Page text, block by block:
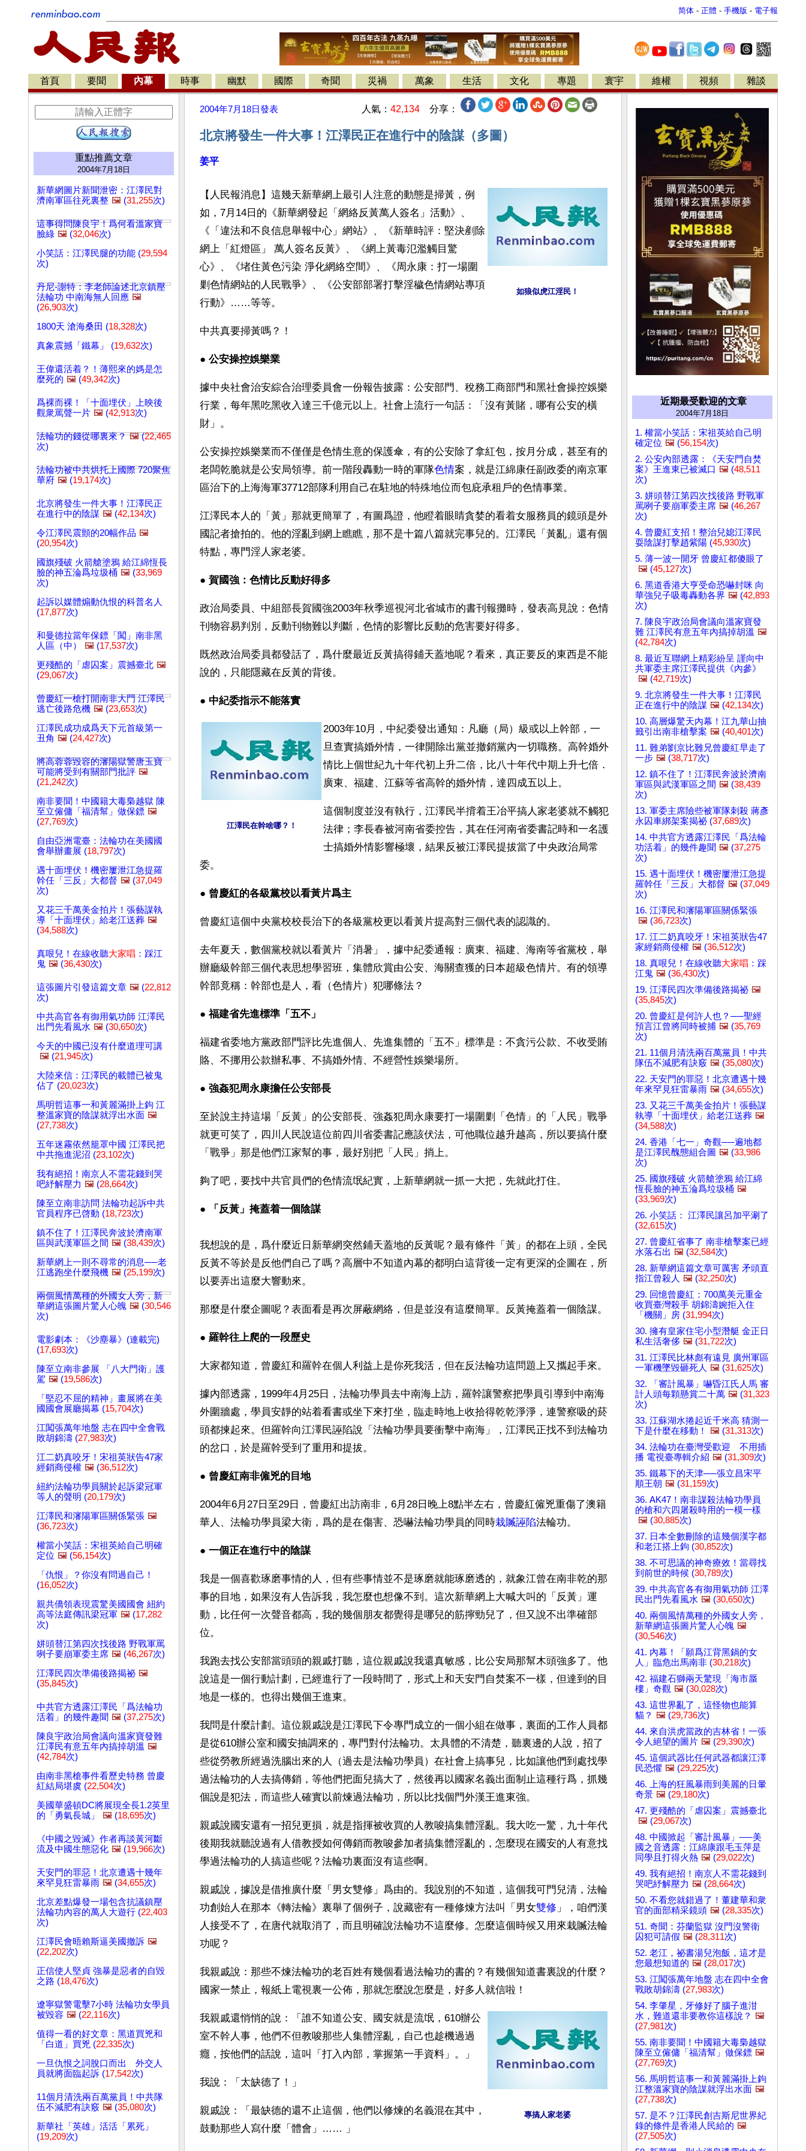
简体 - 正體 - 手機版 - 電子報
首頁 要聞 內幕 時事 幽默 國際 奇聞 災禍 萬象 生活 文化 專題 寰宇 維權 視頻 雜談
重點推薦文章
2004年7月18日
新華網圖片新聞泄密：江澤民對
濟南軍區往死裏整 🖼️ (31,255次)
這事得問陳良宇！爲何看溫家寶
臉綠 🖼️ (32,046次)
小笑話：江澤民腿的功能 (29,594
次)
丹尼-謝特：李老師論述北京鎮壓
法輪功 中南海無人回應 🖼️
(26,903次)
1800天 滄海桑田 (18,328次)
真象震撼「鐵幕」 (19,632次)
王偉還活着？！薄熙來的媽是怎
麼死的 🖼️ (49,342次)
爲裸而裸！「十面埋伏」上映後
觀衆罵聲一片 🖼️ (42,913次)
法輪功的錢從哪裏來？ 🖼️(22,465
次)
法輪功被中共烘托上國際 720聚焦
華府 🖼️ (19,174次)
北京將發生一件大事！江澤民正
在進行中的陰謀 🖼️ (42,134次)
令江澤民震顫的20幅作品 🖼️
(20,954次)
國旗殘破 火箭艙塗鴉 給江綿恆長
臉的神五淪爲垃圾桶 🖼️ (33,969
次)
起訴以媒體煽動仇恨的科普名人
(17,877次)
和曼德拉當年保鏢「闖」南非黑
人區（中）
🖼️ (17,537次)
更殘酷的「虐囚案」震撼臺北 🖼️
(29,067次)
曾慶紅一槍打開南非大門 江澤民
逃亡後路危機 🖼️ (23,653次)
江澤民成功成爲天下元首級第一
丑角 🖼️ (24,427次)
將高蓉蓉毀容的瀋陽獄警唐玉寶
可能將受到有關部門批評 🖼️
(21,242次)
南非要聞！中國籍大毒梟越獄 陳
至立僱傭「福清幫」做保鏢 🖼️
(27,769次)
自由亞洲電臺：法輪功在美國國
會舉辦畫展 (18,797次)
遇十面埋伏！機密屢泄江急提羅
幹任「三反」大都督 🖼️ (37,049
次)
又花三千萬美金拍片！張藝謀執
導「十面埋伏」給老江送葬 🖼️
(34,588次)
真哏兒！在線收聽大家唱 ：踩江
鬼 🖼️ (36,430次)
這張圖片引發這篇文章 🖼️ (22,812
次)
中共高官各有御用氣功師 江澤民
出門先看風水 🖼️ (30,650次)
今天的中國已沒有什麼道理可講
🖼️ (21,945次)
大陸來信：江澤民的載體已被鬼
佔了 (20,023次)
馬明哲這事一和黃麗滿掛上鉤 江
整溫家寶的陰謀就浮出水面 🖼️
(27,738次)
五年迷霧依然籠罩中國 江澤民把
中共拖進泥沼 (23,102次)
我有絕招！南京人不需花錢到哭
吧紓解壓力 🖼️ (28,664次)
陳至立南非訪問 法輪功起訴中共
官員程序已啓動 (18,723次)
鎮不住了！江澤民奔波於濟南軍
區與武漢軍區之間 🖼️ (38,439次)
新華網上一則不尋常的消息──老
江逃跑坐什麼飛機 🖼️ (25,199次)
兩個風情萬種的外國女人旁，新
華網這張圖片驚人心魄 🖼️ (30,546
次)
電影劇本：《沙塵暴》(連載完)
(17,693次)
陳至立南非參展 「八大門衛」護
駕 🖼️ (19,586次)
「堅忍不屈的精神」畫展將在美
國國會展廳揭幕 (15,704次)
江闖張萬年地盤 志在四中全會戰
敗胡錦濤 (27,983次)
江二奶真咬牙！宋祖英狀告47家
經銷商侵權 🖼️ (36,512次)
紐約法輪功學員關於起訴梁冠軍
等人的聲明 (20,179次)
江澤民和瀋陽軍區關係緊張 🖼️
(36,723次)
權當小笑話：宋祖英給自己明確
定位 🖼️ (56,154次)
「仇恨」？你沒有問過自己！
(16,052次)
親共僑領表現震驚美國國會 紐約
高等法庭傳訊梁冠軍 🖼️ (17,282
次)
姘頭替江第四次找後路 野戰軍罵
咧子要崩軍委主席 🖼️ (46,267次)
江澤民四次準備後路揭祕 🖼️
(35,845次)
中共官方透露江澤民「爲法輪功
活着」的幾件趣聞 🖼️ (37,275次)
陳良宇政治局會議向溫家寶發難
江澤民有意五年內搞掉胡溫 🖼️
(42,784次)
由南非黑槍事件看歷史特務 曾慶
紅結局堪虞 (22,504次)
美國華盛頓DC將展現全長1.2英里
的「勇氣長城」
🖼️ (18,695次)
《中國之毀滅》作者再談黃河斷
流及中國生態惡化 🖼️ (19,966次)
天安門的罪惡！北京遭遇十幾年
來罕見狂雷暴雨 🖼️ (34,655次)
北京差點爆發一場包含抗議鎮壓
法輪功內容的萬人大遊行 (22,403
次)
江澤民會晤賴斯逼美國撤訴 🖼️
(22,202次)
正信使人堅貞 強暴是惡者的自毀
之路 (18,476次)
遼寧獄警電擊7小時 法輪功女學員
被毀容 🖼️ (22,116次)
值得一看的好文章：黑道買兇和
「白道」買兇 (22,335次)
一旦仇恨之詞脫口而出 外交人
員就將面臨起訴 (17,542次)
11個月清洗兩百萬黨員！中共隊
伍不減肥有訣竅 🖼️ (35,080次)
新華社「英雄」活活「累死」
(19,209次)
2004年7月18日發表 人氣： 42,134 分享：
北京將發生一件大事！江澤民正在進行中的陰謀（多圖）
姜平
如狼似虎江淫民！
【人民報消息】這幾天新華網上最引人注意的動態是掃黃，例
如，7月14日的《新華網發起「網絡反黃萬人簽名」活動》、
《「違法和不良信息舉報中心」網站》、《新華時評：堅決剷除
網上「紅燈區」 萬人簽名反黃》、《網上黃毒氾濫觸目驚
心》、《堵住黃色污染 淨化網絡空間》、《周永康：打一場圍
剿色情網站的人民戰爭》、《公安部部署打擊淫穢色情網站專項
行動》……等等。
中共真要掃黃嗎？！
● 公安操控娛樂業
據中央社會治安綜合治理委員會一份報告披露：公安部門、稅務工商部門和黑社會操控娛樂
行業，每年黑吃黑收入達三千億元以上。社會上流行一句話：「沒有黃賭，哪有公安的橫
財」。
公安操控娛樂業而不僅僅是色情生意的保護傘，有的公安除了拿紅包，按月分成，甚至有的
老闆乾脆就是公安局領導。前一階段轟動一時的軍隊色情案，就是江綿康任副政委的南京軍
區治下的上海海軍37712部隊利用自己在駐地的特殊地位而包庇承租戶的色情事業。
江澤民本人的「黃」那就更簡單了，有圖爲證，他瞪着眼睛貪婪的看着女服務員的鏡頭是外
國記者搶拍的。他的淫亂到網上瞧瞧，那不是十篇八篇就完事兒的。江澤民「黃亂」還有個
特點，專門淫人家老婆。
● 賀國強：色情比反動好得多
政治局委員、中組部長賀國強2003年秋季巡視河北省城市的書刊報攤時，發表高見說：色情
刊物容易判別，反動刊物難以判斷，色情的影響比反動的危害要好得多。
既然政治局委員都發話了，爲什麼最近反黃搞得鋪天蓋地呢？看來，真正要反的東西是不能
說的，只能隱藏在反黃的背後。
● 中紀委指示不能落實
江澤民在幹啥哪？！
2003年10月，中紀委發出通知：凡廳（局）級或以上幹部，一
旦查實搞婚外情，一律開除出黨並撤銷黨內一切職務。高幹婚外
情比上個世紀九十年代初上升二倍，比八十年代中期上升七倍．
廣東、福建、江蘇等省高幹的婚外情，達四成五以上。
這個制度並沒有執行，江澤民半揹着王冶平搞人家老婆就不觸犯
法律；李長春被河南省委控告，其在任河南省委書記時和一名護
士搞婚外情影響極壞，結果反被江澤民提拔當了中央政治局常
委。
● 曾慶紅的各級黨校以看黃片爲主
曾慶紅這個中央黨校校長治下的各級黨校更以看黃片提高對三個代表的認識的。
去年夏天，數個黨校就以看黃片「消暑」，據中紀委通報：廣東、福建、海南等省黨校，舉
辦廳級幹部三個代表思想學習班，集體欣賞由公安、海關查獲的日本超級色情片。有的領導
幹部竟稱：幹部也是人，看（色情片）犯哪條法？
● 福建省先進標準「五不」
福建省委地方黨政部門評比先進個人、先進集體的「五不」標準是：不貪污公款、不收受賄
賂、不挪用公款辦私事、不搞婚外情、不經營性娛樂場所。
● 強姦犯周永康擔任公安部長
至於說主持這場「反黃」的公安部長、強姦犯周永康要打一場圍剿「色情」的「人民」戰爭
就更可笑了，四川人民說這位前四川省委書記應該伏法，可他職位越升越高，所以要搞什麼
「戰爭」那是他們江家幫的事，最好別把「人民」捎上。
夠了吧，要找中共官員們的色情流氓紀實，上新華網就一抓一大把，先就此打住。
● 「反黃」掩蓋着一個陰謀
我想說的是，爲什麼近日新華網突然鋪天蓋地的反黃呢？最有條件「黃」的都在上頭，全民
反黃不等於是反他們自己了嗎？高層中不知道內幕的都明白這背後一定有更深的企圖在，所
以要弄出這麼大響動來。
那麼是什麼企圖呢？表面看是再次屏蔽網絡，但是並沒有這麼簡單。反黃掩蓋着一個陰謀。
● 羅幹往上爬的一段歷史
大家都知道，曾慶紅和羅幹在個人利益上是你死我活，但在反法輪功這問題上又攜起手來。
據內部透露，1999年4月25日，法輪功學員去中南海上訪，羅幹讓警察把學員引導到中南海
外圍牆處，學員安靜的站着看書或坐下來打坐，臨走時地上收拾得乾乾淨淨，連警察吸的菸
頭都揀起來。但羅幹向江澤民誣陷說「法輪功學員要衝擊中南海」，江澤民正找不到法輪功
的岔口，於是羅幹受到了重用和提拔。
● 曾慶紅南非僱兇的目地
2004年6月27日至29日，曾慶紅出訪南非，6月28日晚上8點半左右，曾慶紅僱兇重傷了澳籍
華人、法輪功學員梁大衛，爲的是在傷害、恐嚇法輪功學員的同時栽贓誣陷法輪功。
● 一個正在進行中的陰謀
我是一個喜歡琢磨事情的人，但有些事情並不是琢磨就能琢磨透的，就象江曾在南非乾的那
事的目地，如果沒有人告訴我，我怎麼也想像不到。這次新華網上大喊大叫的「反黃」運
動，比任何一次聲音都高，我的幾個朋友都覺得是哪兒的筋擰勁兒了，但又說不出準確部
位。
我跑去找公安部當頭頭的親戚打聽，這位親戚說我還真敏感，比公安局那幫木頭強多了。他
說這是一個行動計劃，已經進行了一段時間了，形式上和天安門自焚案不一樣，但達到的目
地是一樣的。也得出幾個王進東。
我問是什麼計劃。這位親戚說是江澤民下令專門成立的一個小組在做事，裏面的工作人員都
是從610辦公室和國安抽調來的，專門對付法輪功。太具體的不清楚，聽裏邊的人說，招了
些從勞教所經過洗腦出來的人（過去是法輪功學員）在社會上搞事兒，比如讓他們到處找學
過法輪功的人去搞傳銷，等他們把面兒搞大了，然後再以國家名義出面制止這種行爲，抓幾
個說是犯法，而這些人確實以前煉過法輪功，所以比找個門外漢王進東強。
親戚說國安還有一招兒更損，就是指揮被收買的人教唆搞集體淫亂。我大吃一驚，九十年代
後期我就聽說過有人借教授如何傳銷而教唆參加者搞集體淫亂的，怎麼現在國安的人有意找
學過法輪功的人搞這些呢？法輪功裏面沒有這些啊。
親戚說，據說是借推廣什麼「男女雙修」爲由的。我說別的不知道，這個我可門兒清，法輪
功創始人在那本《轉法輪》裏舉了個例子，說藏密有一種修煉方法叫「男女雙修 」，咱們漢
人接受不了，在唐代就取消了，而且明確說法輪功不這麼修。怎麼這個時候又用來栽贓法輪
功呢？
我親戚說：那些不煉法輪功的老百姓有幾個看過法輪功的書的？有幾個知道書裏說的什麼？
國家一禁止，報紙上電視裏一公佈，那就怎麼說怎麼是，好多人就信啦！
專搞人家老婆
我親戚還悄悄的說：「誰不知道公安、國安就是流氓，610辦公
室不幹人事，他們不但教唆那些人集體淫亂，自己也趁機過過
癮，按他們的話說，這叫「打入內部，掌握第一手資料」。」
我說：「太缺德了！」
親戚說：「最缺德的還不止這個，他們以修煉的名義混在其中，
鼓動那些人寫什麼「體會」…… 」
近期最受歡迎的文章
2004年7月18日
1. 權當小笑話：宋祖英給自己明
確定位 🖼️ (56,154次)
2. 公安內部透露：《天安門自焚
案》王進東已被滅口 🖼️ (48,511
次)
3. 姘頭替江第四次找後路 野戰軍
罵咧子要崩軍委主席 🖼️ (46,267
次)
4. 曾慶紅支招！整治兒媳江澤民
耍陰謀打擊趙紫陽 (45,930次)
5. 薄一波一開牙 曾慶紅都傻眼了
🖼️ (45,127次)
6. 黑道香港大亨受命恐嚇封咪 向
華強兒子吸毒轟動各界 🖼️ (42,893
次)
7. 陳良宇政治局會議向溫家寶發
難 江澤民有意五年內搞掉胡溫 🖼️
(42,784次)
8. 最近互聯網上精彩紛呈 謹向中
共軍委主席江澤民提供《內參》
🖼️ (42,719次)
9. 北京將發生一件大事！江澤民
正在進行中的陰謀 🖼️ (42,134次)
10. 高層爆驚天內幕！江九華山抽
籤引出南非槍擊案 🖼️ (40,401次)
11. 難弟劉京比難兄曾慶紅早走了
一步 🖼️ (38,717次)
12. 鎮不住了！江澤民奔波於濟南
軍區與武漢軍區之間 🖼️ (38,439
次)
13. 軍委主席險些被軍隊刺殺 蔣彥
永囚車綁架案揭祕 (37,689次)
14. 中共官方透露江澤民「爲法輪
功活着」的幾件趣聞 🖼️ (37,275
次)
15. 遇十面埋伏！機密屢泄江急提
羅幹任「三反」大都督 🖼️ (37,049
次)
16. 江澤民和瀋陽軍區關係緊張
🖼️ (36,723次)
17. 江二奶真咬牙！宋祖英狀告47
家經銷商侵權 🖼️ (36,512次)
18. 真哏兒！在線收聽大家唱 ：踩
江鬼 🖼️ (36,430次)
19. 江澤民四次準備後路揭祕 🖼️
(35,845次)
20. 曾慶紅是何許人也？──聖經
預言江曾將同時被捕 🖼️ (35,769
次)
21. 11個月清洗兩百萬黨員！中共
隊伍不減肥有訣竅 🖼️ (35,080次)
22. 天安門的罪惡！北京遭遇十幾
年來罕見狂雷暴雨 🖼️ (34,655次)
23. 又花三千萬美金拍片！張藝謀
執導「十面埋伏」給老江送葬 🖼️
(34,588次)
24. 香港「七一」奇觀──遍地都
是江澤民醜態組合圖 🖼️ (33,986
次)
25. 國旗殘破 火箭艙塗鴉 給江綿
恆長臉的神五淪爲垃圾桶 🖼️
(33,969次)
26. 小笑話： 江澤民讓呂加平涮了
(32,615次)
27. 曾慶紅省事了 南非槍擊案已經
水落石出 🖼️ (32,584次)
28. 新華網這篇文章可厲害 矛頭直
指江曾殺人 🖼️ (32,250次)
29. 回憶曾慶紅：700萬美元重金
收買臺灣殺手 胡錦濤婉拒入住
「機關」房 (31,994次)
30. 擁有皇家住宅小型潛艇 金正日
私生活奢侈 🖼️ (31,722次)
31. 江澤民比林彪有遠見 廣州軍區
一軍機墜毀砸死人 🖼️ (31,625次)
32. 「審計風暴」嚇昏江氏人馬 審
計人頭每顆懸賞二十萬 🖼️ (31,323
次)
33. 江蘇湖水捲起近千米高 猜測一
下是什麼在移動！
🖼️ (31,313次)
34. 法輪功在臺灣受歡迎 不用插
播 電視臺專輯介紹 🖼️ (31,309次)
35. 鐵幕下的天津──張立昌宋平
順王朝 🖼️ (31,159次)
36. AK47！南非謀殺法輪功學員
的槍和六四屠殺時用的一模一樣
🖼️ (30,885次)
37. 日本全數刪除的這幾個漢字都
和老江搭上鉤 (30,852次)
38. 不可思議的神奇療效！當尋找
到前世的時候 (30,789次)
39. 中共高官各有御用氣功師 江澤
民出門先看風水 🖼️ (30,650次)
40. 兩個風情萬種的外國女人旁，
新華網這張圖片驚人心魄 🖼️
(30,546次)
41. 內幕！「願爲江背黑鍋的女
人」臨危出馬南非 (30,218次)
42. 福建石獅兩天驚現「海市蜃
樓」奇觀 🖼️ (30,028次)
43. 這世界亂了，這怪物也能算
貓？ 🖼️ (29,736次)
44. 來自洪虎當政的吉林省！一張
令人絕望的圖片 🖼️ (29,390次)
45. 這個武器比任何武器都讓江澤
民恐懼 🖼️ (29,225次)
46. 上海的狂風暴雨到美麗的日暈
奇景 🖼️ (29,180次)
47. 更殘酷的「虐囚案」震撼臺北
🖼️ (29,067次)
48. 中國掀起「審計風暴」──美
國之音透露：江綿康跟毛玉萍是
同學且打得火熱 🖼️ (29,022次)
49. 我有絕招！南京人不需花錢到
哭吧紓解壓力 🖼️ (28,664次)
50. 不看您就錯過了！董建華和衆
官的面部精采鏡頭 🖼️ (28,335次)
51. 奇聞：芬蘭監獄 沒門沒警衛
囚犯可請假 🖼️ (28,311次)
52. 老江，祕書湯兒泡飯，這才是
您最想知道的 🖼️ (28,017次)
53. 江闖張萬年地盤 志在四中全會
戰敗胡錦濤 (27,983次)
54. 李肇星，牙修好了腦子進泔
水，難道還非要教你這樣說？ 🖼️
(27,981次)
55. 南非要聞！中國籍大毒梟越獄
陳至立僱傭「福清幫」做保鏢 🖼️
(27,769次)
56. 馬明哲這事一和黃麗滿掛上鉤
江整溫家寶的陰謀就浮出水面 🖼️
(27,738次)
57. 是不？江澤民創吉斯尼世界紀
錄的條件是香港人民給的 🖼️
(27,505次)